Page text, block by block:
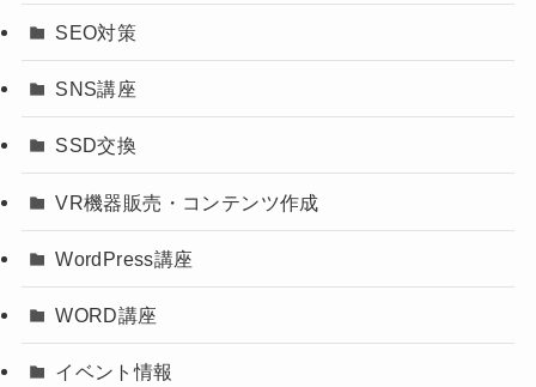
SEO対策
SNS講座
SSD交換
VR機器販売・コンテンツ作成
WordPress講座
WORD講座
イベント情報